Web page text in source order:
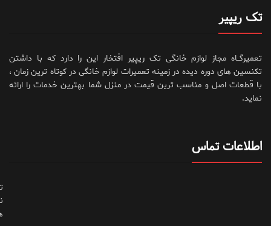
تک ریپیر
تعمیرگــاه مجاز لوازم خانگی تک ریپیر افتخار این را دارد که با داشتن
تکنسین های دوره دیده در زمینه تعمیرات لوازم خانگی در کوتاه ترین زمان ،
با قطعات اصل و مناسب ترین قیمت در منزل شما بهترین خدمات را ارائه
نماید.
اطلاعات تماس